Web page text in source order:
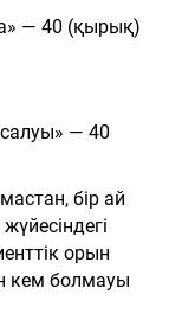
— 40 (қырық)
— 40
бір ай
орын
кем болмауы